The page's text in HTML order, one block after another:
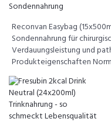
Reconvan Easybag
Sondennahrung für
Verdauungsleistung und
Produkteigenschaften